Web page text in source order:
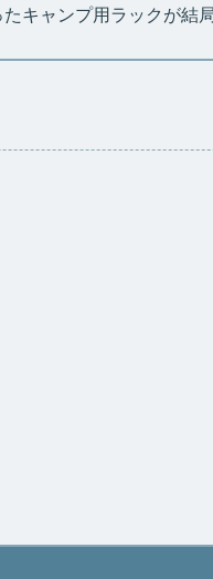
キャンプ用ラックが結